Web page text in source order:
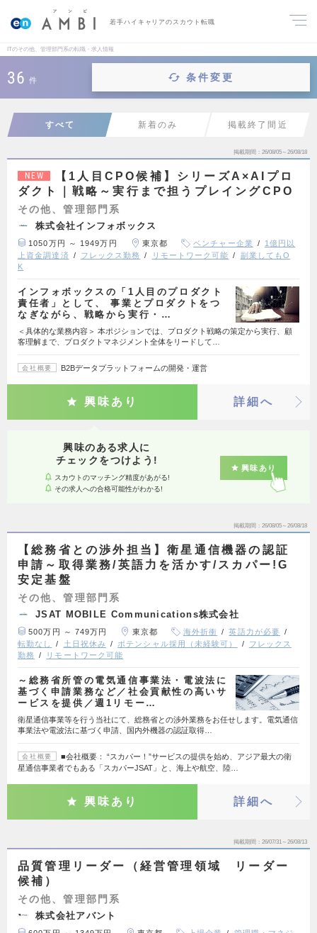
若手ハイキャリアのスカウト転職
ITのその他、管理部門系の転職・求人情報
36 件 条件変更
すべて 新着のみ 掲載終了間近
掲載期間 26/08/05～26/08/18
NEW
【1人目CPO候補】シリーズA×AIプロ
ダクト｜戦略～実行まで担うプレイングCPO
その他、管理部門系
株式会社インフォボックス
1050万円 ～ 1949万円 東京都 ベンチャー企業
1億円以
上資金調達済
フレックス勤務 リモートワーク可能
副業してもO
K
インフォボックスの「1人目のプロダクト
責任者」として、 事業とプロダクトをつ
なぎながら、戦略から実行・…
＜具体的な業務内容＞ 本ポジションでは、プロダクト戦略の策定から実行、顧
客理解まで、プロダクトマネジメント全体をリードして…
会社概要 B2Bデータプラットフォームの開発・運営
興味あり 詳細へ
興味のある求人に
チェックをつけよう!
スカウトのマッチング精度があがる!
その求人への合格可能性がわかる!
興味あり
掲載期間 26/08/05～26/08/18
【総務省との渉外担当】衛星通信機器の認証
申請～取得業務/英語力を活かす/スカパー!G
安定基盤
その他、管理部門系
JSAT MOBILE Communications株式会社
500万円 ～ 749万円 東京都 海外折衝
英語力が必要
転勤なし
土日祝休み ポテンシャル採用（未経験可）
フレックス
勤務
リモートワーク可能
～総務省所管の電気通信事業法・電波法に
基づく申請業務など／社会貢献性の高いサ
ービスを提供／週1リモー…
衛星通信事業等を行う当社にて、総務省との渉外業務をお任せします。電気通信
事業法や電波法に基づく申請、国内外機器の認証取得…
会社概要
■会社概要： “スカパー！”サービスの提供を始め、アジア最大の衛
星通信事業者でもある「スカパーJSAT」と、海上や航空、陸…
興味あり 詳細へ
掲載期間 26/07/31～26/08/13
品質管理リーダー（経営管理領域 リーダー
候補）
その他、管理部門系
株式会社アバント